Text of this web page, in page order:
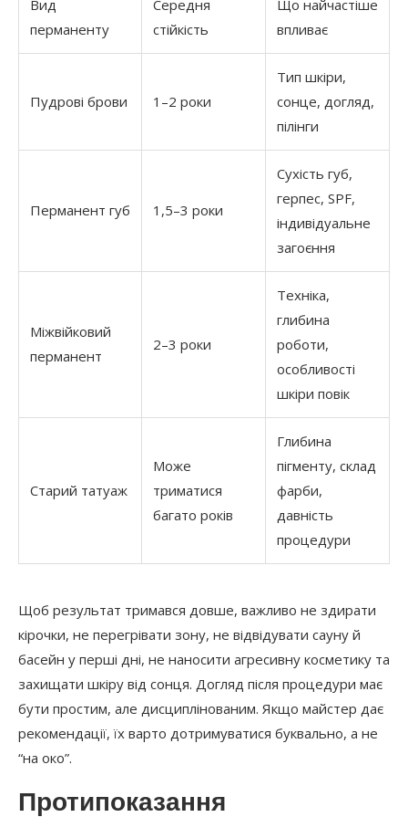
Вид
перманенту
Середня
стійкість
Що найчастіше
впливає
Пудрові брови 1–2 роки
Тип шкіри,
сонце, догляд,
пілінги
Перманент губ 1,5–3 роки
Сухість губ,
герпес, SPF,
індивідуальне
загоєння
Міжвійковий
перманент
2–3 роки
Техніка,
глибина
роботи,
особливості
шкіри повік
Старий татуаж
Може
триматися
багато років
Глибина
пігменту, склад
фарби,
давність
процедури
Щоб результат тримався довше, важливо не здирати
кірочки, не перегрівати зону, не відвідувати сауну й
басейн у перші дні, не наносити агресивну косметику та
захищати шкіру від сонця. Догляд після процедури має
бути простим, але дисциплінованим. Якщо майстер дає
рекомендації, їх варто дотримуватися буквально, а не
“на око”.
Протипоказання